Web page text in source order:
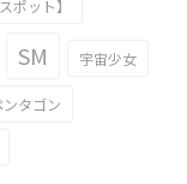
スポット】
SM 宇宙少女
ンタゴン